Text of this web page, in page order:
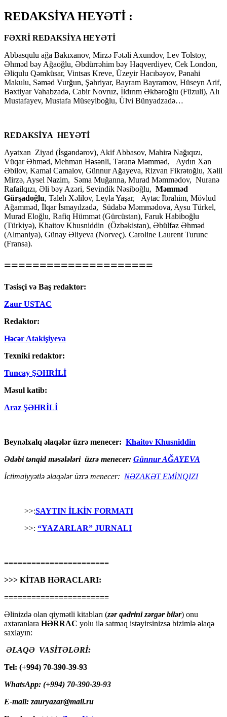
REDAKSİYA HEYƏTİ :
FƏXRİ REDAKSİYA HEYƏTİ
Abbasqulu ağa Bakıxanov, Mirzə Fətəli Axundov, Lev Tolstoy,
Əhməd bəy Ağaoğlu, Əbdürrəhim bəy Haqverdiyev, Cek London,
Əliqulu Qəmküsar, Vintsas Kreve, Üzeyir Hacıbəyov, Pənahi
Makulu, Səməd Vurğun, Şəhriyar, Bayram Bayramov, Hüseyn Arif,
Bəxtiyar Vahabzadə, Cabir Novruz, İldırım Əkbəroğlu (Füzuli), Alı
Mustafayev, Mustafa Müseyiboğlu, Ülvi Bünyadzadə…
REDAKSİYA HEYƏTİ
Ayətxan Ziyad (İsgəndərov), Akif Abbasov, Mahirə Nağıqızı,
Vüqar Əhməd, Mehman Həsənli, Təranə Məmməd, Aydın Xan
Əbilov, Kamal Camalov, Günnur Ağayeva, Rizvan Fikrətoğlu, Xəlil
Mirzə, Aysel Nazim, Səma Muğanna, Murad Məmmədov, Nuranə
Rafailqızı, Əli bəy Azəri, Sevindik Nəsiboğlu, Məmməd
Gürşadoğlu, Taleh Xəlilov, Leyla Yaşar, Aytac İbrahim, Mövlud
Ağamməd, İlqar İsmayılzadə, Südabə Məmmədova, Aysu Türkel,
Murad Eloğlu, Rafiq Hümmət (Gürcüstan), Faruk Habiboğlu
(Türkiyə), Khaitov Khusniddin (Özbəkistan), Əbülfəz Əhməd
(Almaniya), Günay Əliyeva (Norveç). Caroline Laurent Turunc
(Fransa).
=====================
Təsisçi və Baş redaktor:
Zaur USTAC
Redaktor:
Həcər Atakişiyeva
Texniki redaktor:
Tuncay ŞƏHRİLİ
Məsul katib:
Araz ŞƏHRİLİ
Beynəlxalq əlaqələr üzrə menecer: Khaitov Khusniddin
Ədəbi tənqid məsələləri üzrə menecer: Günnur AĞAYEVA
İctimaiyyətlə əlaqələr üzrə menecer: NƏZAKƏT EMİNQIZI
>>:SAYTIN İLKİN FORMATI
>>: “YAZARLAR” JURNALI
=======================
>>> KİTAB HƏRACLARI:
=======================
Əlinizdə olan qiymətli kitabları (zər qədrini zərgər bilər) onu
axtaranlara HƏRRAC yolu ilə satmaq istəyirsinizsə bizimlə əlaqə
saxlayın:
ƏLAQƏ VASİTƏLƏRİ:
Tel: (+994) 70-390-39-93
WhatsApp: (+994) 70-390-39-93
E-mail: zauryazar@mail.ru